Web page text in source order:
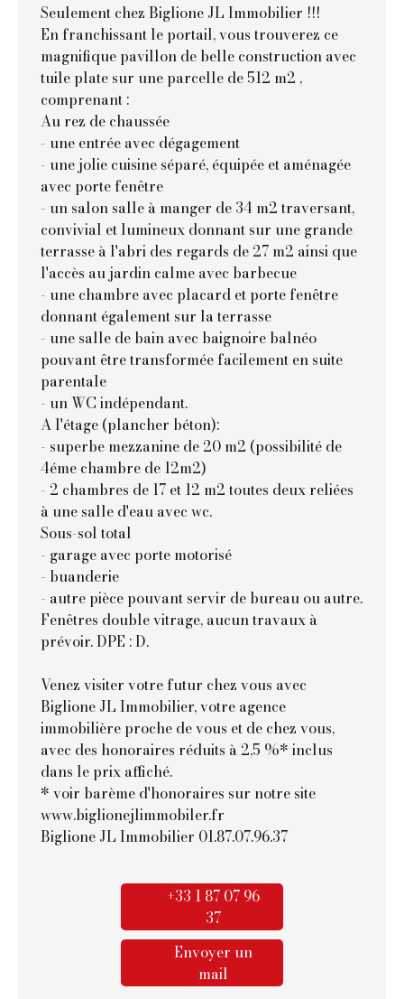
Seulement chez Biglione JL Immobilier !!!
En franchissant le portail, vous trouverez ce
magnifique pavillon de belle construction avec
tuile plate sur une parcelle de 512 m2 ,
comprenant :
Au rez de chaussée
- une entrée avec dégagement
- une jolie cuisine séparé, équipée et aménagée
avec porte fenêtre
- un salon salle à manger de 34 m2 traversant,
convivial et lumineux donnant sur une grande
terrasse à l'abri des regards de 27 m2 ainsi que
l'accès au jardin calme avec barbecue
- une chambre avec placard et porte fenêtre
donnant également sur la terrasse
- une salle de bain avec baignoire balnéo
pouvant être transformée facilement en suite
parentale
- un WC indépendant.
A l'étage (plancher béton):
- superbe mezzanine de 20 m2 (possibilité de
4éme chambre de 12m2)
- 2 chambres de 17 et 12 m2 toutes deux reliées
à une salle d'eau avec wc.
Sous-sol total
- garage avec porte motorisé
- buanderie
- autre pièce pouvant servir de bureau ou autre.
Fenêtres double vitrage, aucun travaux à
prévoir. DPE : D.
Venez visiter votre futur chez vous avec
Biglione JL Immobilier, votre agence
immobilière proche de vous et de chez vous,
avec des honoraires réduits à 2,5 %* inclus
dans le prix affiché.
* voir barème d'honoraires sur notre site
www.biglionejlimmobiler.fr
Biglione JL Immobilier 01.87.07.96.37
+33 1 87 07 96
37
Envoyer un
mail